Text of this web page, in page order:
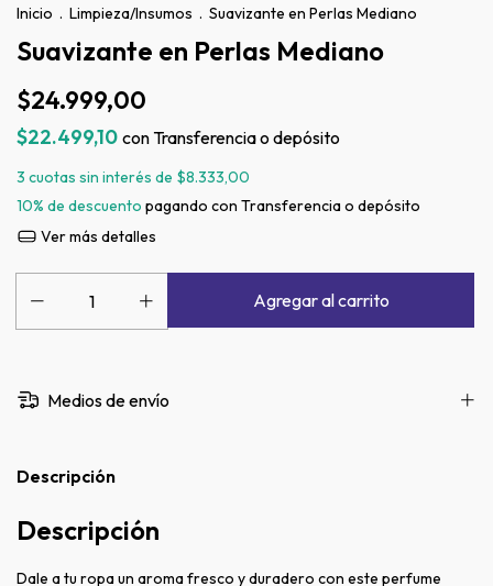
Inicio . Limpieza/Insumos . Suavizante en Perlas Mediano
Suavizante en Perlas Mediano
$24.999,00
$22.499,10 conTransferencia o depósito
3 cuotas sin interés de $8.333,00
10% de descuento pagando con Transferencia o depósito
Ver más detalles
Medios de envío
Descripción
Descripción
Dale a tu ropa un aroma fresco y duradero con este perfume